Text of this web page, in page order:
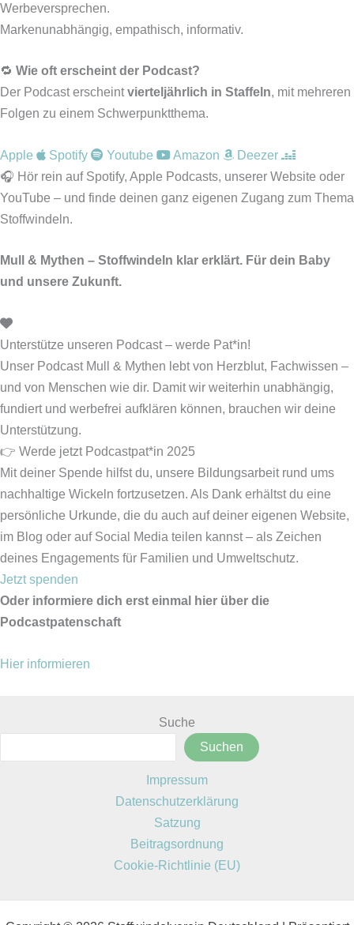
Werbeversprechen.
Markenunabhängig, empathisch, informativ.
🔁 Wie oft erscheint der Podcast?
Der Podcast erscheintvierteljährlich in Staffeln, mit mehreren
Folgen zu einem Schwerpunktthema.
Apple Spotify Youtube Amazon
Deezer
🎧 Hör rein auf Spotify, Apple Podcasts, unserer Website oder
YouTube – und finde deinen ganz eigenen Zugang zum Thema
Stoffwindeln.
Mull & Mythen – Stoffwindeln klar erklärt. Für dein Baby
und unsere Zukunft.
Unterstütze unseren Podcast – werde Pat*in!
Unser Podcast Mull & Mythen lebt von Herzblut, Fachwissen –
und von Menschen wie dir. Damit wir weiterhin unabhängig,
fundiert und werbefrei aufklären können, brauchen wir deine
Unterstützung.
👉 Werde jetzt Podcastpat*in 2025
Mit deiner Spende hilfst du, unsere Bildungsarbeit rund ums
nachhaltige Wickeln fortzusetzen. Als Dank erhältst du eine
persönliche Urkunde, die du auch auf deiner eigenen Website,
im Blog oder auf Social Media teilen kannst – als Zeichen
deines Engagements für Familien und Umweltschutz.
Jetzt spenden
Oder informiere dich erst einmal hier über die
Podcastpatenschaft
Hier informieren
Suche
Suchen
Impressum
Datenschutzerklärung
Satzung
Beitragsordnung
Cookie-Richtlinie (EU)